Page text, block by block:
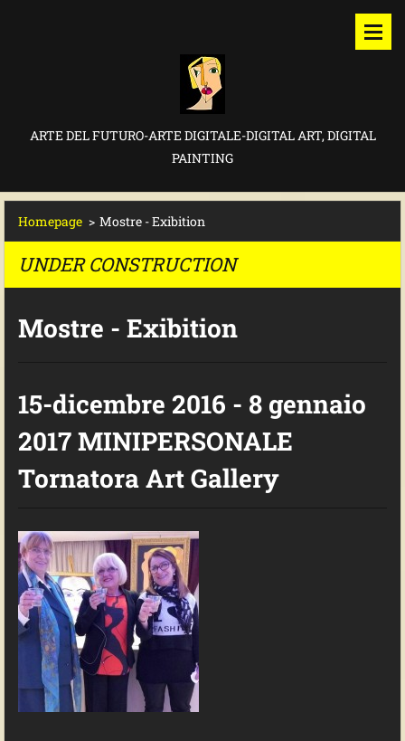
ARTE DEL FUTURO-ARTE DIGITALE-DIGITAL ART, DIGITAL
PAINTING
Homepage > Mostre - Exibition
UNDER CONSTRUCTION
Mostre - Exibition
15-dicembre 2016 - 8 gennaio
2017 MINIPERSONALE
Tornatora Art Gallery